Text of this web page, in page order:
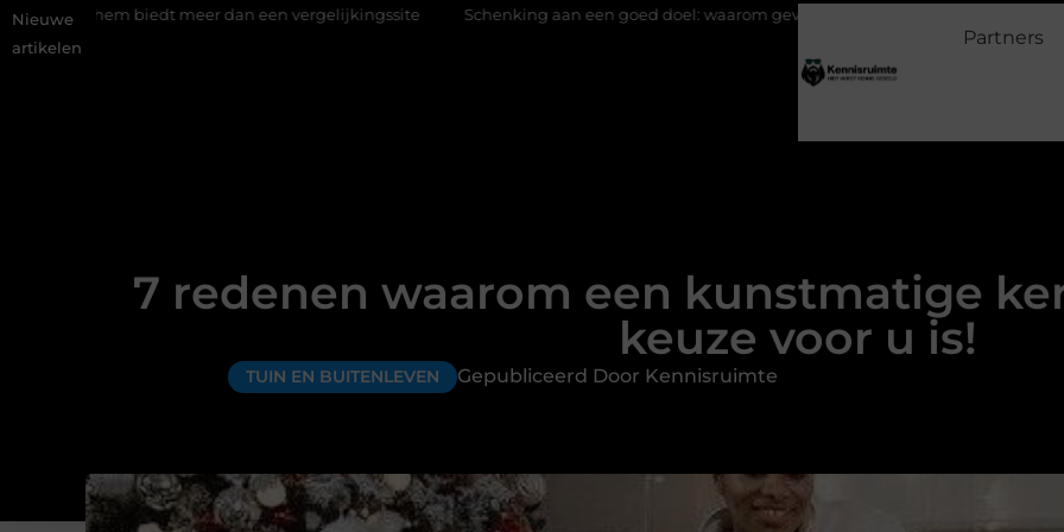
Nieuwe
artikelen
meer dan een vergelijkingssite Schenking aan een goed doel: waarom geven belangrijk is en hoe het werkt
Partners
7 redenen waarom een kunstmatige
keuze voor u is!
TUIN EN BUITENLEVEN Gepubliceerd Door Kennisruimte